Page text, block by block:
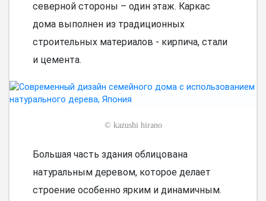
северной стороны – один этаж. Каркас
дома выполнен из традиционных
строительных материалов - кирпича, стали
и цемента.
© kazushi hirano
Большая часть здания облицована
натуральным деревом, которое делает
строение особенно ярким и динамичным.